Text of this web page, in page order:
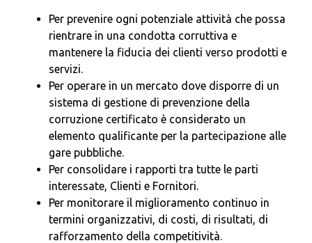
Per prevenire ogni potenziale attività che possa
rientrare in una condotta corruttiva e
mantenere la fiducia dei clienti verso prodotti e
servizi.
Per operare in un mercato dove disporre di un
sistema di gestione di prevenzione della
corruzione certificato è considerato un
elemento qualificante per la partecipazione alle
gare pubbliche.
Per consolidare i rapporti tra tutte le parti
interessate, Clienti e Fornitori.
Per monitorare il miglioramento continuo in
termini organizzativi, di costi, di risultati, di
rafforzamento della competitività.